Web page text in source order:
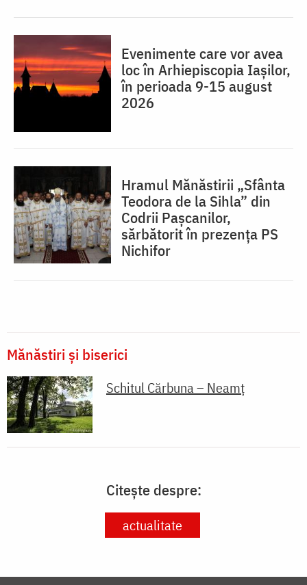
Evenimente care vor avea
loc în Arhiepiscopia Iaşilor,
în perioada 9-15 august
2026
Hramul Mănăstirii „Sfânta
Teodora de la Sihla” din
Codrii Pașcanilor,
sărbătorit în prezența PS
Nichifor
Mănăstiri și biserici
Schitul Cărbuna – Neamț
Citește despre:
actualitate